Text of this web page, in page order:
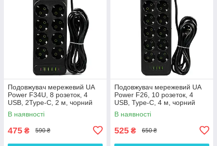
Подовжувач мережевий UA
Power F34U, 8 розеток, 4
USB, 2Type-C, 2 м, чорний
В наявності
475 ₴ 590 ₴
Подовжувач мережевий UA
Power F26, 10 розеток, 4
USB, Type-C, 4 м, чорний
В наявності
525 ₴ 650 ₴